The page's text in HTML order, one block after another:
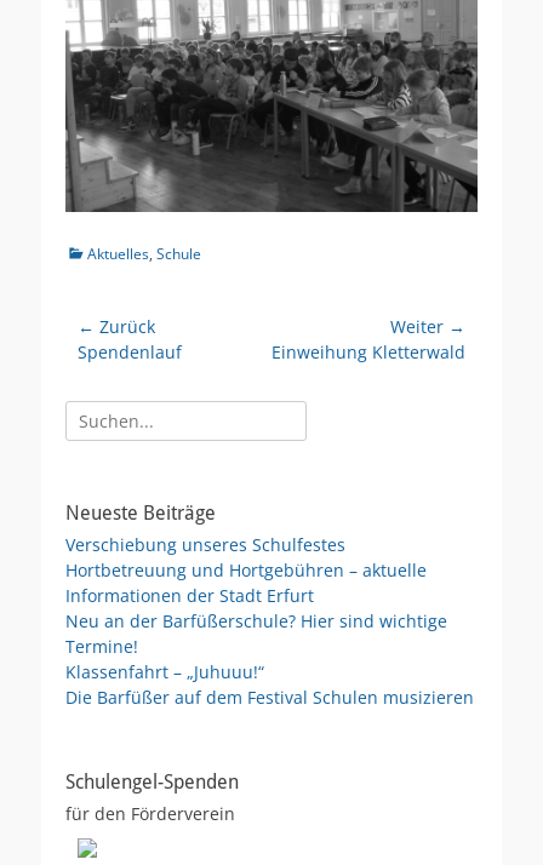
Kategorien
Aktuelles, Schule
Beitragsnavigation
← Zurück
Vorheriger
Spendenlauf
Weiter →
Nächster
Einweihung Kletterwald
Suche
nach:
Neueste Beiträge
Verschiebung unseres Schulfestes
Hortbetreuung und Hortgebühren – aktuelle
Informationen der Stadt Erfurt
Neu an der Barfüßerschule? Hier sind wichtige
Termine!
Klassenfahrt – „Juhuuu!“
Die Barfüßer auf dem Festival Schulen musizieren
Schulengel-Spenden
für den Förderverein